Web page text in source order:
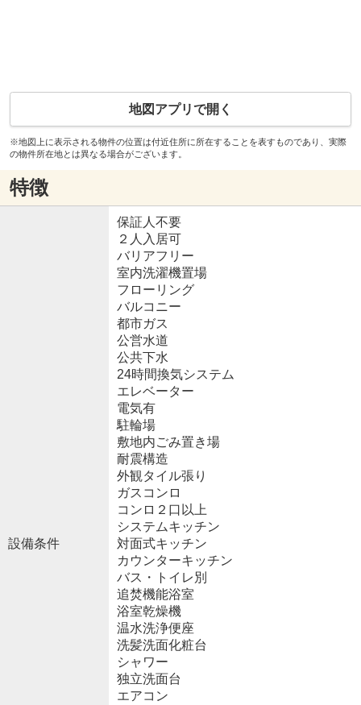
地図アプリで開く
※地図上に表示される物件の位置は付近住所に所在することを表すものであり、実際
の物件所在地とは異なる場合がございます。
特徴
設備条件
保証人不要
２人入居可
バリアフリー
室内洗濯機置場
フローリング
バルコニー
都市ガス
公営水道
公共下水
24時間換気システム
エレベーター
電気有
駐輪場
敷地内ごみ置き場
耐震構造
外観タイル張り
ガスコンロ
コンロ２口以上
システムキッチン
対面式キッチン
カウンターキッチン
バス・トイレ別
追焚機能浴室
浴室乾燥機
温水洗浄便座
洗髪洗面化粧台
シャワー
独立洗面台
エアコン